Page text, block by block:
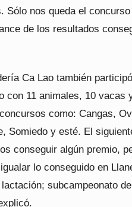
Sólo nos queda el
de los resultados
Ca Lao también
con 11 animales, 10 vacas
como: Cangas,
Somiedo y esté. El
conseguir algún premio,
lo conseguido en
subcampeonato